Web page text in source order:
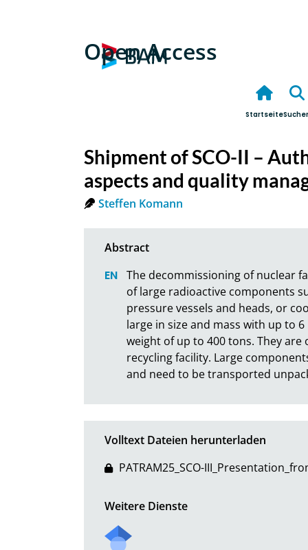
Open Access
Startseite
Shipment of SCO-II –
aspects and quality
Steffen Komann
The decommissioning of nuclear
of large radioactive components
pressure vessels and heads, or
large in size and mass with up to
weight of up to 400 tons. They
recycling facility. Large
and need to be transported
Volltext Dateien herunterladen
PATRAM25_SCO-
Weitere Dienste